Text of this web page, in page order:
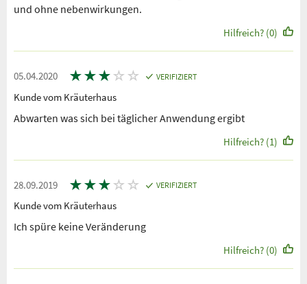
und ohne nebenwirkungen.
Hilfreich? (0)
05.04.2020 ★★★ ☆ ☆ VERIFIZIERT
Kunde vom Kräuterhaus
Abwarten was sich bei täglicher Anwendung ergibt
Hilfreich? (1)
28.09.2019 ★★★ ☆ ☆ VERIFIZIERT
Kunde vom Kräuterhaus
Ich spüre keine Veränderung
Hilfreich? (0)